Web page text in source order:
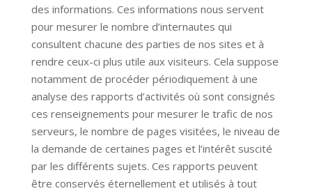
des informations. Ces informations nous servent
pour mesurer le nombre d’internautes qui
consultent chacune des parties de nos sites et à
rendre ceux-ci plus utile aux visiteurs. Cela suppose
notamment de procéder périodiquement à une
analyse des rapports d’activités où sont consignés
ces renseignements pour mesurer le trafic de nos
serveurs, le nombre de pages visitées, le niveau de
la demande de certaines pages et l’intérêt suscité
par les différents sujets. Ces rapports peuvent
être conservés éternellement et utilisés à tout